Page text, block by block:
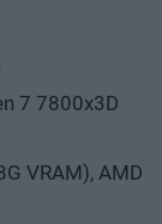
7 7800x3D
VRAM), AMD